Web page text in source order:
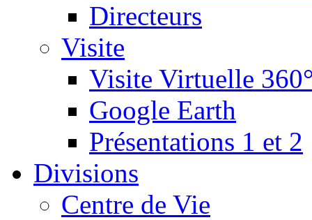
Directeurs
Visite
Visite Virtuelle
Google Earth
Présentations 1 et 2
Divisions
Centre de Vie